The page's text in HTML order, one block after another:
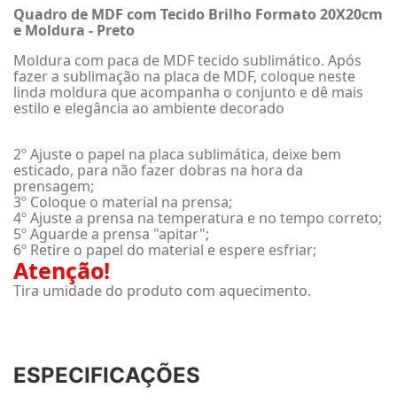
Quadro de MDF com Tecido Brilho Formato 20X20cm
e Moldura - Preto
Moldura com paca de MDF tecido sublimático. Após
fazer a sublimação na placa de MDF, coloque neste
linda moldura que acompanha o conjunto e dê mais
estilo e elegância ao ambiente decorado
2º Ajuste o papel na placa sublimática, deixe bem
esticado, para não fazer dobras na hora da
prensagem;
3º Coloque o material na prensa;
4º Ajuste a prensa na temperatura e no tempo correto;
5º Aguarde a prensa "apitar";
6º Retire o papel do material e espere esfriar;
Atenção!
Tira umidade do produto com aquecimento.
ESPECIFICAÇÕES